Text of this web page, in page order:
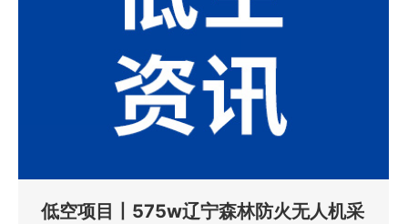
低空项目丨575w辽宁森林防火无人机采